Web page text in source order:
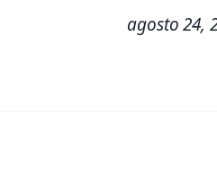
agosto 24,